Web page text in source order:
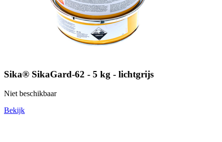
Sika® SikaGard-62 - 5 kg - lichtgrijs
Niet beschikbaar
Bekijk